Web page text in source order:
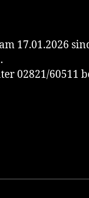
17.01.2026
02821/60511